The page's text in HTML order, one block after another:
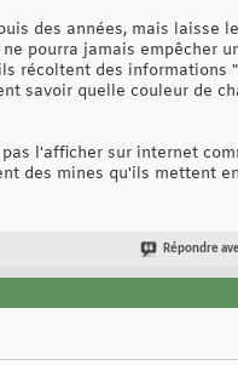
des années, mais laisse
pourra jamais empêcher
récoltent des informations
savoir quelle couleur de
l'afficher sur internet
des mines qu'ils mettent
Répondre